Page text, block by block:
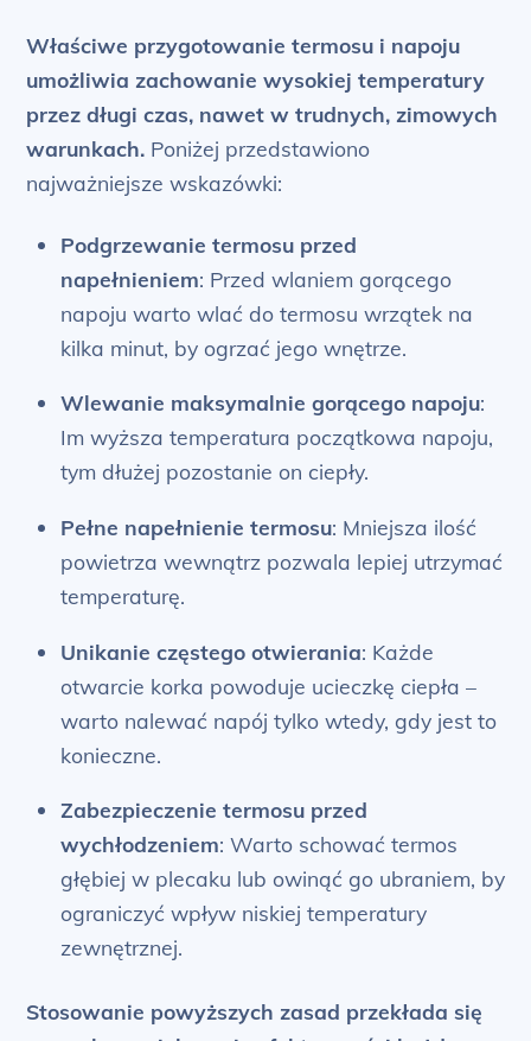
Właściwe przygotowanie termosu i napoju
umożliwia zachowanie wysokiej temperatury
przez długi czas, nawet w trudnych, zimowych
warunkach. Poniżej przedstawiono
najważniejsze wskazówki:
Podgrzewanie termosu przed
napełnieniem: Przed wlaniem gorącego
napoju warto wlać do termosu wrzątek na
kilka minut, by ogrzać jego wnętrze.
Wlewanie maksymalnie gorącego napoju:
Im wyższa temperatura początkowa napoju,
tym dłużej pozostanie on ciepły.
Pełne napełnienie termosu: Mniejsza ilość
powietrza wewnątrz pozwala lepiej utrzymać
temperaturę.
Unikanie częstego otwierania: Każde
otwarcie korka powoduje ucieczkę ciepła –
warto nalewać napój tylko wtedy, gdy jest to
konieczne.
Zabezpieczenie termosu przed
wychłodzeniem: Warto schować termos
głębiej w plecaku lub owinąć go ubraniem, by
ograniczyć wpływ niskiej temperatury
zewnętrznej.
Stosowanie powyższych zasad przekłada się